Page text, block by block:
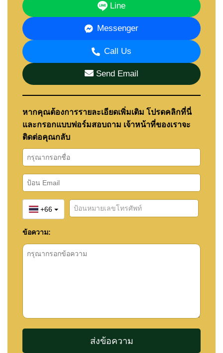
Line
Messenger
Call Us
Send Email
หากคุณต้องการรายละเอียดเพิ่มเติม โปรดคลิกที่นี่
และกรอกแบบฟอร์มสอบถาม เจ้าหน้าที่ของเราจะ
ติดต่อคุณกลับ
+66
ข้อความ: